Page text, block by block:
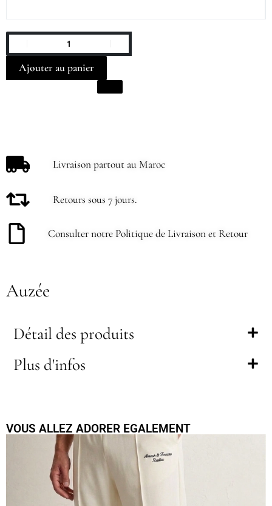
Livraison partout au Maroc
Retours sous 7 jours.
Consulter notre Politique de Livraison et Retour
Ajouter au panier
Auzée
Détail des produits
Plus d'infos
VOUS ALLEZ ADORER EGALEMENT